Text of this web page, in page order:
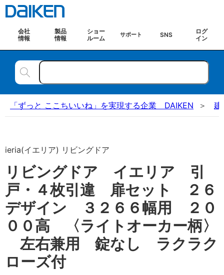
会社
情報
製品
情報
ショー
ルーム
サポート SNS
ログ
イン
「ずっと ここちいいね」を実現する企業 DAIKEN 建
ieria(イエリア) リビングドア
リビングドア イエリア 引
戸・４枚引違 扉セット ２６
デザイン ３２６６幅用 ２０
００高 〈ライトオーカー柄〉
左右兼用 錠なし ラクラク
ローズ付